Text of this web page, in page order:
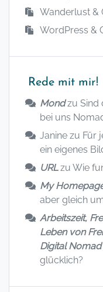
Wanderlust &
WordPress &
Rede mit mir!
Mondzu Sind
bei uns
Janine zu Für
ein eigenes
URLzu Wie
My
aber gleich
Arbeitszeit,
Leben von
Digital Nomad
glücklich?